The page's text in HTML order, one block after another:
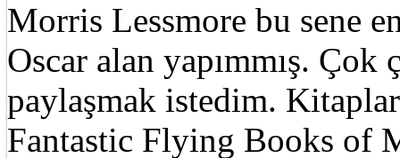
Morris Lessmore bu sene
Oscar alan yapımmış.
paylaşmak istedim.
Fantastic Flying Books of